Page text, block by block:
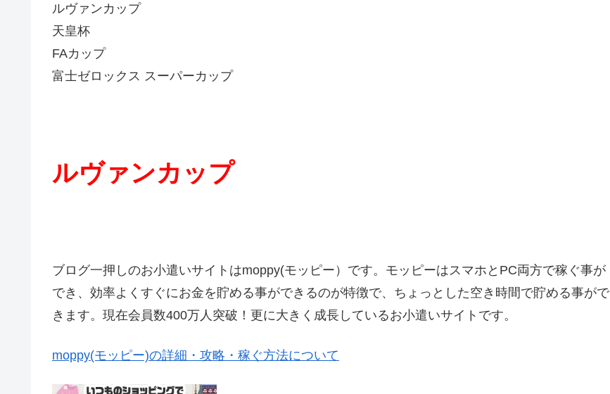
ルヴァンカップ
天皇杯
FAカップ
富士ゼロックス スーパーカップ
ルヴァンカップ
ブログ一押しのお小遣いサイトはmoppy(モッピー）です。モッピーはスマホとPC両方で稼ぐ事が
でき、効率よくすぐにお金を貯める事ができるのが特徴で、ちょっとした空き時間で貯める事がで
きます。現在会員数400万人突破！更に大きく成長しているお小遣いサイトです。
moppy(モッピー)の詳細・攻略・稼ぐ方法について